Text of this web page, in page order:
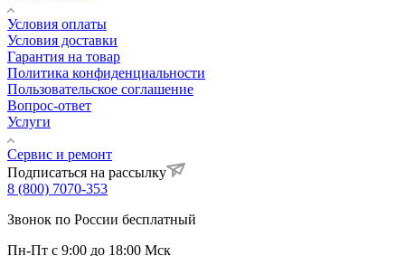
Условия оплаты
Условия доставки
Гарантия на товар
Политика конфиденциальности
Пользовательское соглашение
Вопрос-ответ
Услуги
Сервис и ремонт
Подписаться на рассылку
8 (800) 7070-353
Звонок по России бесплатный
Пн-Пт с 9:00 до 18:00 Мск